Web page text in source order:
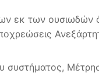
εκ των
συστήματος,